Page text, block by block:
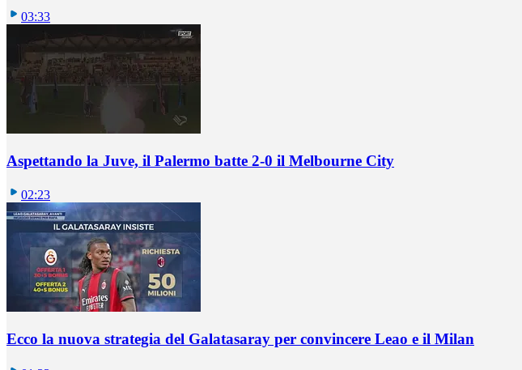
03:33
Aspettando la Juve, il Palermo batte 2-0 il Melbourne City
02:23
Ecco la nuova strategia del Galatasaray per convincere Leao e il Milan